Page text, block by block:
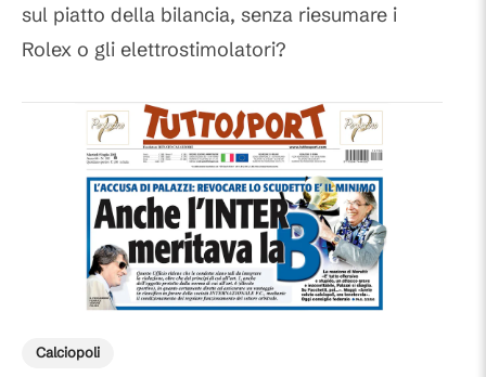
sul piatto della bilancia, senza riesumare i
Rolex o gli elettrostimolatori?
Calciopoli